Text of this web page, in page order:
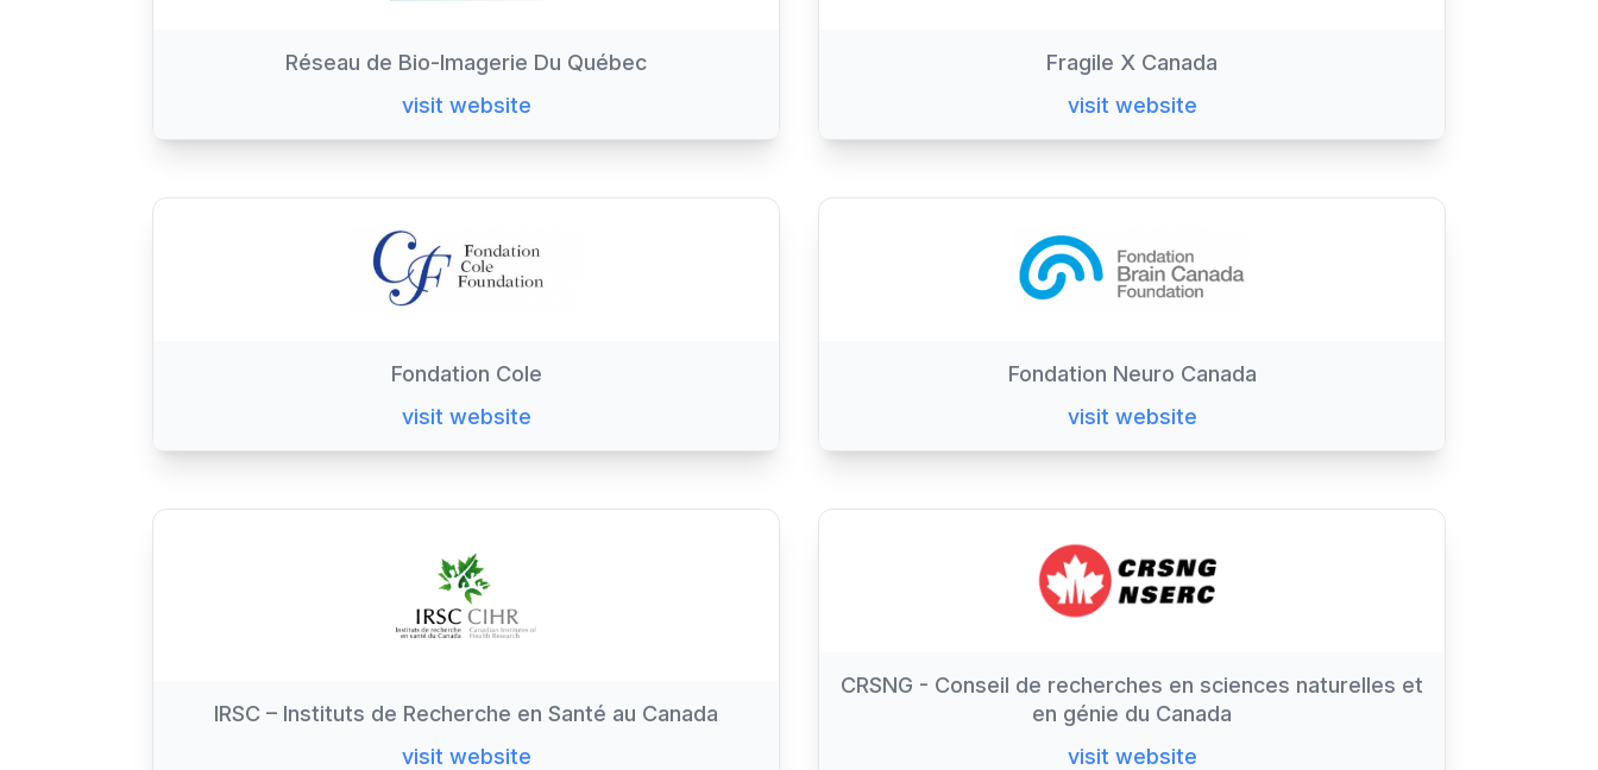
Réseau de Bio-Imagerie Du Québec
visit website
Fragile X Canada
visit website
Fondation Cole
visit website
Fondation Neuro Canada
visit website
IRSC – Instituts de Recherche en Santé au Canada
visit website
CRSNG - Conseil de recherches en sciences naturelles et
en génie du Canada
visit website